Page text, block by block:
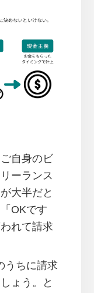
自身のビ
ーランス
大半だと
OKです
れて請求
うちに請求
ょう。と